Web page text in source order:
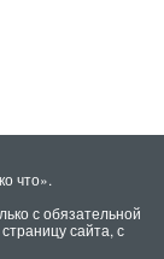
что».
с обязательной
сайта, с